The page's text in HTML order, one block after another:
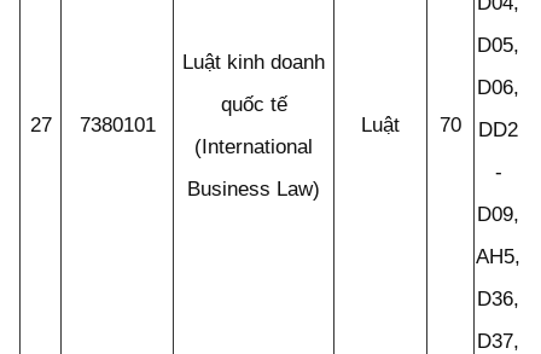
D05,
D06,
DD2
-
D09,
AH5,
D36,
D37,
27 7380101
Luật kinh doanh
quốc tế
(International
Business Law)
Luật 70